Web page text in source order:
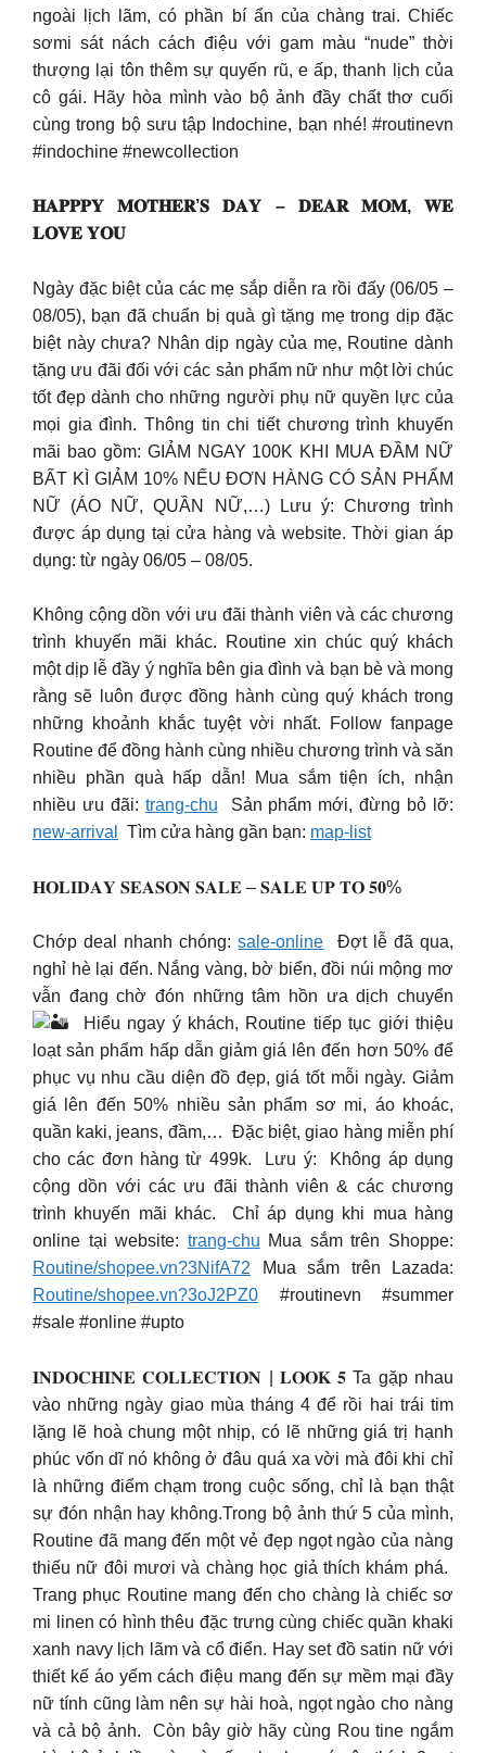
ngoài lịch lãm, có phần bí ẩn của chàng trai. Chiếc
sơmi sát nách cách điệu với gam màu “nude” thời
thượng lại tôn thêm sự quyến rũ, e ấp, thanh lịch của
cô gái.​ Hãy hòa mình vào bộ ảnh đầy chất thơ cuối
cùng trong bộ sưu tập Indochine, bạn nhé!​ #routinevn
#indochine #newcollection
𝐇𝐀𝐏𝐏𝐏𝐘 𝐌𝐎𝐓𝐇𝐄𝐑’𝐒 𝐃𝐀𝐘 – 𝐃𝐄𝐀𝐑 𝐌𝐎𝐌, 𝐖𝐄
𝐋𝐎𝐕𝐄 𝐘𝐎𝐔
Ngày đặc biệt của các mẹ sắp diễn ra rồi đấy (06/05 –
08/05), bạn đã chuẩn bị quà gì tặng mẹ trong dịp đặc
biệt này chưa? Nhân dịp ngày của mẹ, Routine dành
tặng ưu đãi đối với các sản phẩm nữ như một lời chúc
tốt đẹp dành cho những người phụ nữ quyền lực của
mọi gia đình. Thông tin chi tiết chương trình khuyến
mãi bao gồm: GIẢM NGAY 100K KHI MUA ĐẦM NỮ
BẤT KÌ GIẢM 10% NẾU ĐƠN HÀNG CÓ SẢN PHẨM
NỮ (ÁO NỮ, QUẦN NỮ,…) Lưu ý: Chương trình
được áp dụng tại cửa hàng và website. Thời gian áp
dụng: từ ngày 06/05 – 08/05.
Không cộng dồn với ưu đãi thành viên và các chương
trình khuyến mãi khác. Routine xin chúc quý khách
một dịp lễ đầy ý nghĩa bên gia đình và bạn bè và mong
rằng sẽ luôn được đồng hành cùng quý khách trong
những khoảnh khắc tuyệt vời nhất. Follow fanpage
Routine để đồng hành cùng nhiều chương trình và săn
nhiều phần quà hấp dẫn! Mua sắm tiện ích, nhận
nhiều ưu đãi: trang-chu ​ Sản phẩm mới, đừng bỏ lỡ:
new-arrival
​ Tìm cửa hàng gần bạn: map-list
𝐇𝐎𝐋𝐈𝐃𝐀𝐘 𝐒𝐄𝐀𝐒𝐎𝐍 𝐒𝐀𝐋𝐄 – 𝐒𝐀𝐋𝐄 𝐔𝐏 𝐓𝐎 𝟓𝟎%
Chớp deal nhanh chóng:sale-online ​ Đợt lễ đã qua,
nghỉ hè lại đến. ​Nắng vàng, bờ biển, đồi núi mộng mơ
vẫn đang chờ đón những tâm hồn ưa dịch chuyển
​ Hiểu ngay ý khách, Routine tiếp tục giới thiệu
loạt sản phẩm hấp dẫn giảm giá lên đến hơn 50% để
phục vụ nhu cầu diện đồ đẹp, giá tốt mỗi ngày. Giảm
giá lên đến 50% nhiều sản phẩm sơ mi, áo khoác,
quần kaki, jeans, đầm,… ​ Đặc biệt, giao hàng miễn phí
cho các đơn hàng từ 499k. ​ Lưu ý: ​ Không áp dụng
cộng dồn với các ưu đãi thành viên & các chương
trình khuyến mãi khác. ​ Chỉ áp dụng khi mua hàng
online tại website: trang-chu Mua sắm trên Shoppe:
Routine/shopee.vn?3NifA72 Mua sắm trên Lazada:
Routine/shopee.vn?3oJ2PZ0 #routinevn #summer
#sale #online #upto
𝐈𝐍𝐃𝐎𝐂𝐇𝐈𝐍𝐄 𝐂𝐎𝐋𝐋𝐄𝐂𝐓𝐈𝐎𝐍 | 𝐋𝐎𝐎𝐊 𝟓​ Ta gặp nhau
vào những ngày giao mùa tháng 4 để rồi hai trái tim
lặng lẽ hoà chung một nhịp, có lẽ những giá trị hạnh
phúc vốn dĩ nó không ở đâu quá xa vời mà đôi khi chỉ
là những điểm chạm trong cuộc sống, chỉ là bạn thật
sự đón nhận hay không.Trong bộ ảnh thứ 5 của mình,
Routine đã mang đến một vẻ đẹp ngọt ngào của nàng
thiếu nữ đôi mươi và chàng học giả thích khám phá.​ ​
Trang phục Routine mang đến cho chàng là chiếc sơ
mi linen có hình thêu đặc trưng cùng chiếc quần khaki
xanh navy lịch lãm và cổ điển. Hay set đồ satin nữ với
thiết kế áo yếm cách điệu mang đến sự mềm mại đầy
nữ tính cũng làm nên sự hài hoà, ngọt ngào cho nàng
và cả bộ ảnh. ​ Còn bây giờ hãy cùng Rou tine ngắm